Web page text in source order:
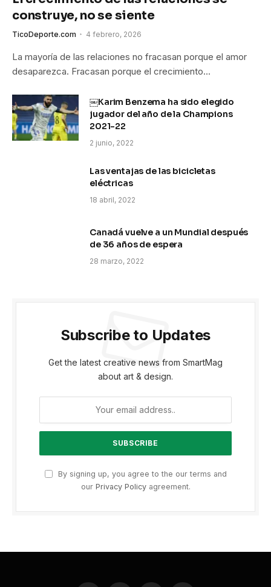
construye, no se siente
TicoDeporte.com 4 febrero, 2026
La mayoría de las relaciones no fracasan porque el amor
desaparezca. Fracasan porque el crecimiento…
￼Karim Benzema ha sido elegido
jugador del año de la Champions
2021-22
2 junio, 2022
Las ventajas de las bicicletas
eléctricas
18 abril, 2022
Canadá vuelve a un Mundial después
de 36 años de espera
28 marzo, 2022
Subscribe to Updates
Get the latest creative news from SmartMag
about art & design.
By signing up, you agree to the our terms and
our Privacy Policyagreement.